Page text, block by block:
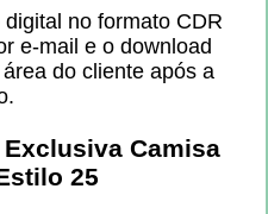
no formato CDR
e-mail e o download
do cliente após a
Camisa
25